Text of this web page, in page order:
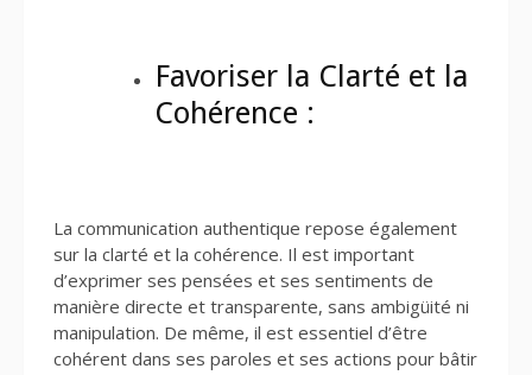
Favoriser la Clarté et la
Cohérence :
La communication authentique repose également
sur la clarté et la cohérence. Il est important
d’exprimer ses pensées et ses sentiments de
manière directe et transparente, sans ambigüité ni
manipulation. De même, il est essentiel d’être
cohérent dans ses paroles et ses actions pour bâtir